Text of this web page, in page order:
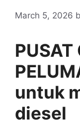
March 5, 2026
PUSAT
untuk
diesel